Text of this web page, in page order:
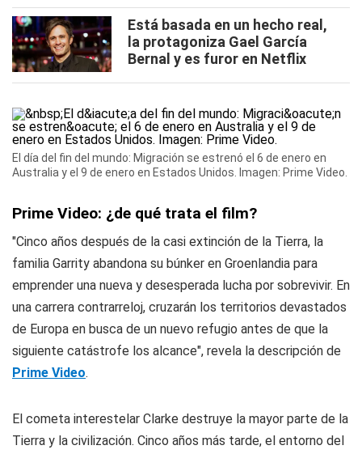
Está basada en un hecho real,
la protagoniza Gael García
Bernal y es furor en Netflix
El día del fin del mundo: Migración se estrenó el 6 de enero en
Australia y el 9 de enero en Estados Unidos. Imagen: Prime Video.
Prime Video: ¿de qué trata el film?
"Cinco años después de la casi extinción de la Tierra, la
familia Garrity abandona su búnker en Groenlandia para
emprender una nueva y desesperada lucha por sobrevivir. En
una carrera contrarreloj, cruzarán los territorios devastados
de Europa en busca de un nuevo refugio antes de que la
siguiente catástrofe los alcance", revela la descripción de
Prime Video.
El cometa interestelar Clarke destruye la mayor parte de la
Tierra y la civilización. Cinco años más tarde, el entorno del